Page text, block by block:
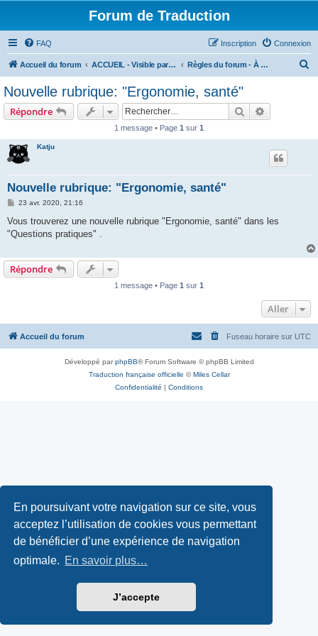
En poursuivant votre navigation sur ce site, vous
acceptez l’utilisation de cookies vous permettant
de bénéficier d’une expérience de navigation
optimale. En savoir plus…
J’accepte
Forum de Traduction
FAQ Connexion
Inscription
Accueil du forum ACCUEIL - Visible par le monde entier Règles du forum - À LIRE AVANT DE S'INSCRIRE
Nouvelle rubrique: "Ergonomie, santé"
Répondre Rechercher
1 message • Page 1 sur 1
Katju
Nouvelle rubrique: "Ergonomie, santé"
M
s
a
23 avr. 2020, 21:16
Vous trouverez une nouvelle rubrique "Ergonomie, santé" dans les
"Questions pratiques" .
Répondre
1 message • Page 1 sur 1
Aller
Accueil du forum Fuseau horaire sur UTC
Développé parphpBB® Forum Software © phpBB Limited
Traduction française officielle ©Miles Cellar
Confidentialité | Conditions